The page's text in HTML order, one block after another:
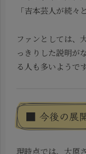
「吉本芸人が続々
ファンとしては、
っきりした説明が
る人も多いようです
■ 今後の展
現時点では、大原